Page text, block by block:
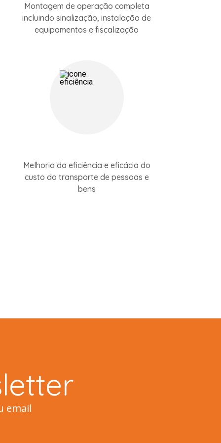
Montagem de operação completa
incluindo sinalização, instalação de
equipamentos e fiscalização
Melhoria da eficiência e eficácia do
custo do transporte de pessoas e
bens
email